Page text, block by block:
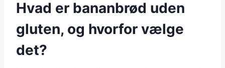
Hvad er bananbrød uden
gluten, og hvorfor vælge
det?